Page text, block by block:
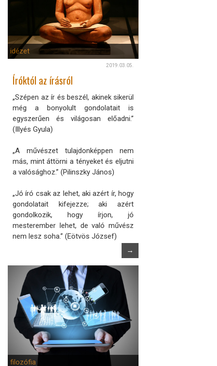
idézet
2019.03.05.
Íróktól az írásról
„Szépen az ír és beszél, akinek sikerül
még a bonyolult gondolatait is
egyszerűen és világosan előadni.”
(Illyés Gyula)
„A művészet tulajdonképpen nem
más, mint áttörni a tényeket és eljutni
a valósághoz.” (Pilinszky János)
„Jó író csak az lehet, aki azért ír, hogy
gondolatait kifejezze; aki azért
gondolkozik, hogy írjon, jó
mesterember lehet, de való művész
nem lesz soha.” (Eötvös József)
→
filozófia